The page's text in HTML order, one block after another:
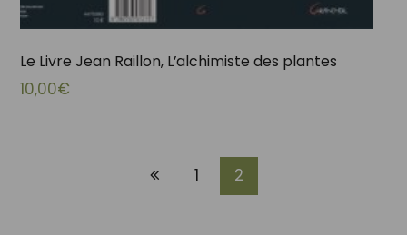
Le Livre Jean Raillon, L’alchimiste des plantes
10,00€
1 2